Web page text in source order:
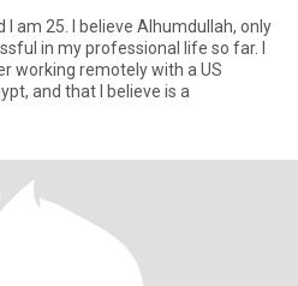
I am 25. I believe Alhumdullah, only
in my professional life so far. I
working remotely with a US
and that I believe is a